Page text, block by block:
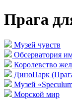
Прага
Музей чувств
Обсерватория
Королевство
ДиноПарк
Музей
Морской мир